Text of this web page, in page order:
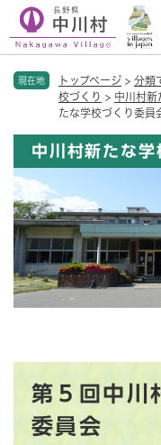
現在地 トップページ > 分類
校づくり > 中川村新
たな学校づくり委員
中川村新たな
第５回中川
委員会